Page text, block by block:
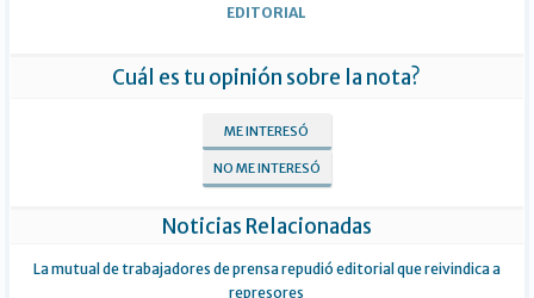
EDITORIAL
Cuál es tu opinión sobre la nota?
ME INTERESÓ
NO ME INTERESÓ
Noticias Relacionadas
La mutual de trabajadores de prensa repudió editorial que reivindica a
represores